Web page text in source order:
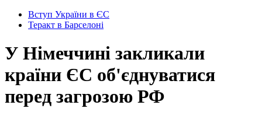
Вступ України в ЄС
Теракт в Барселоні
У Німеччині закликали
країни ЄС об'єднуватися
перед загрозою РФ